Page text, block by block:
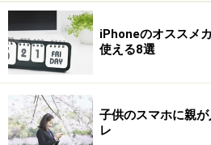
auでSIMロック解除
ソフトバンクでSIMロック解除
②楽天モバイルの申込み
楽天モバイルの申込みは
iPhoneのオススメ
使える8選
子供のスマホに親
レ